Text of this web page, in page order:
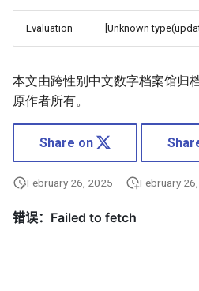
Evaluation [Unknown
本文由跨性别中文数字档案馆归
原作者所有。
Share on
February 26, 2025 February